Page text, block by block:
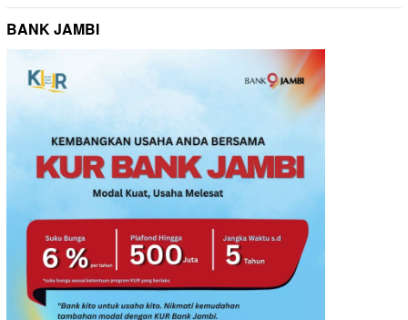
BANK JAMBI